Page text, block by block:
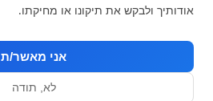
אודותיך ולבקש את תיקונו או מחיקתו.
אני מאשר/ת
לא, תודה